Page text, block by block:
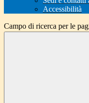
Accessibilità
Campo di ricerca per le